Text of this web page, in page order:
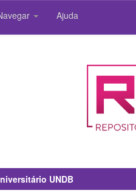
Ajuda
UNDB